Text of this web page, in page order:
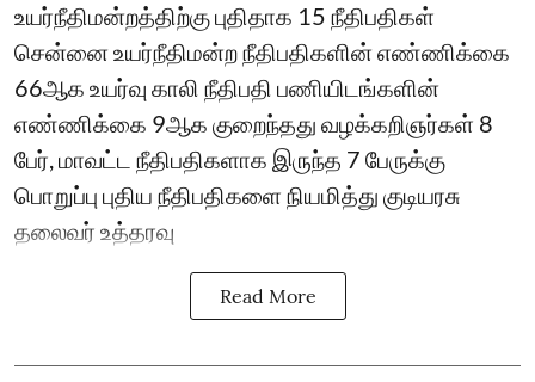
உயர்நீதிமன்றத்திற்கு புதிதாக 15 நீதிபதிகள்
சென்னை உயர்நீதிமன்ற நீதிபதிகளின் எண்ணிக்கை
66ஆக உயர்வு காலி நீதிபதி பணியிடங்களின்
எண்ணிக்கை 9ஆக குறைந்தது வழக்கறிஞர்கள் 8
பேர், மாவட்ட நீதிபதிகளாக இருந்த 7 பேருக்கு
பொறுப்பு புதிய நீதிபதிகளை நியமித்து குடியரசு
தலைவர் உத்தரவு
Read More